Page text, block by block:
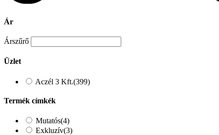
Ár
Árszűrő
Üzlet
Aczél 3 Kft.(399)
Termék címkék
Mutatós(4)
Exkluzív(3)